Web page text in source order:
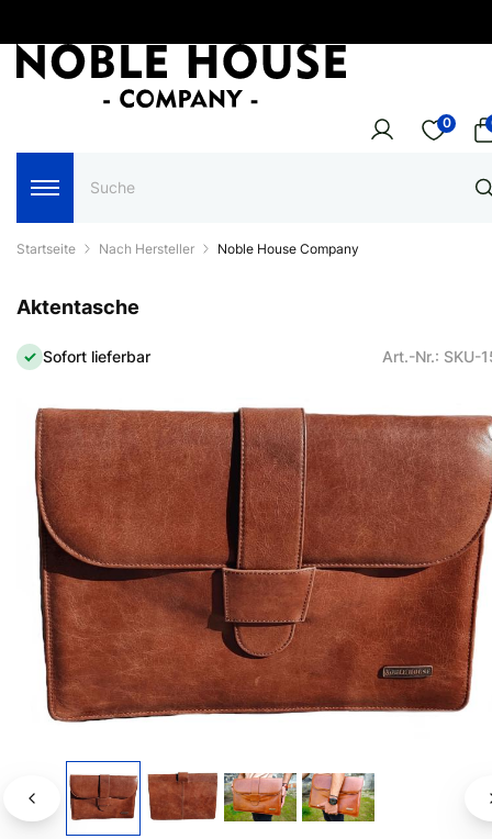
0
Startseite Nach Hersteller Noble House Company
Aktentasche
Sofort lieferbar Art.-Nr.: SKU-